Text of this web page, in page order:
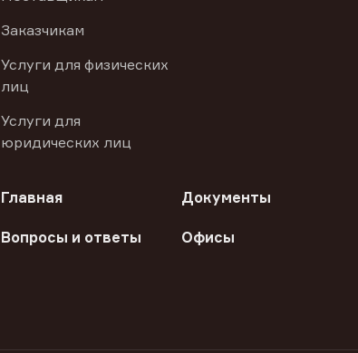
Заказчикам
Услуги для физических
лиц
Услуги для
юридических лиц
Главная Документы
Вопросы и ответы Офисы